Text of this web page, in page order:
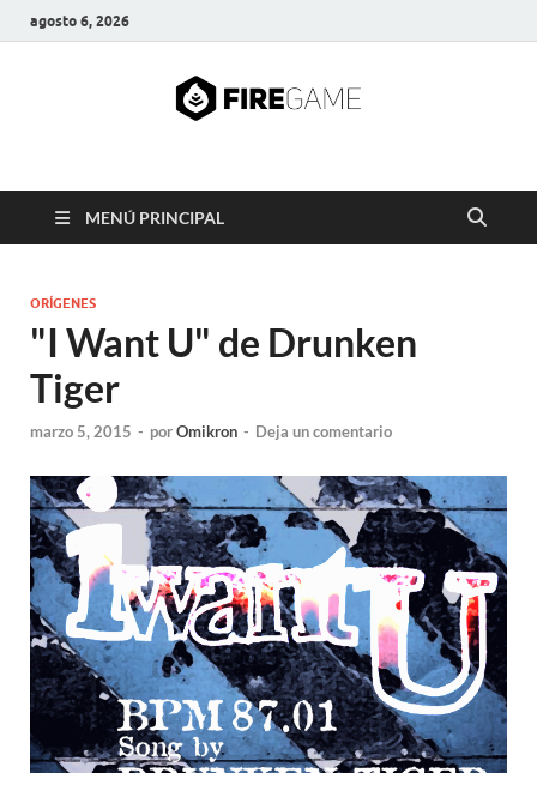
agosto 6, 2026
FIRE GAME
MENÚ PRINCIPAL
ORÍGENES
"I Want U" de Drunken
Tiger
marzo 5, 2015 - porOmikron - Deja un comentario